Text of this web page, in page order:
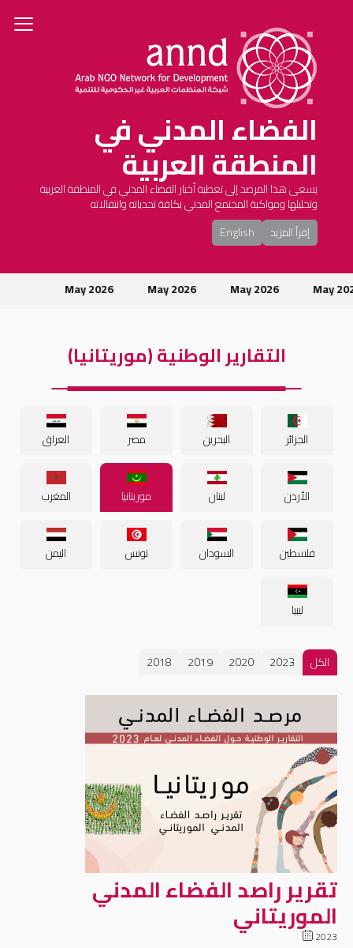
الفضاء المدني في
المنطقة العربية
يسعى هذا المرصد إلى تغطية أخبار الفضاء المدني في المنطقة العربية
وتحليلها ومواكبة المجتمع المدني بكافة تحدياته وانتقالاته
إقرأ المزيد
English
May 2026 May 2026 May 2026 May
التقارير الوطنية (موريتانيا)
الجزائر البحرين مصر العراق
الأردن لبنان موريتانيا المغرب
فلسطين السودان تونس اليمن
ليبيا
الكل 2023
2020
2019
2018
تقرير راصد الفضاء المدني
الموريتاني
2023